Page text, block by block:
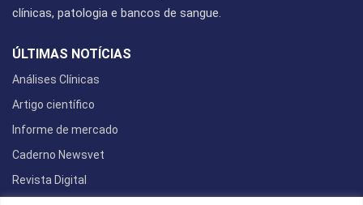
clínicas, patologia e bancos de sangue.
ÚLTIMAS NOTÍCIAS
Análises Clínicas
Artigo científico
Informe de mercado
Caderno Newsvet
Revista Digital